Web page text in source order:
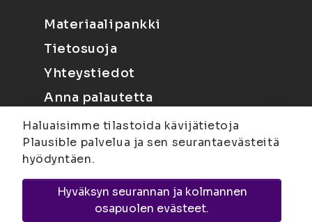
Materiaalipankki
Tietosuoja
Yhteystiedot
Anna palautetta
Joensuu
Suvantokatu 6, 80100 Joensuu |
Haluaisimme tilastoida kävijätietoja
Plausible palvelua ja sen seurantaevästeitä
hyödyntäen.
Hyväksyn seurannan ja kolmannen
osapuolen evästeet.